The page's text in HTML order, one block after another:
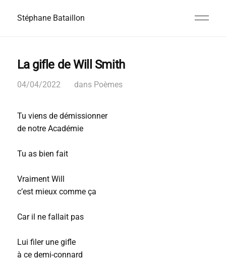
Stéphane Bataillon
La gifle de Will Smith
04/04/2022 dans Poèmes
Tu viens de démissionner
de notre Académie
Tu as bien fait
Vraiment Will
c’est mieux comme ça
Car il ne fallait pas
Lui filer une gifle
à ce demi-connard